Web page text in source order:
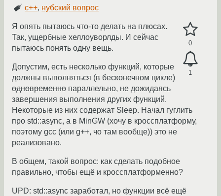
c++, нубский вопрос
0
1
Я опять пытаюсь что-то делать на плюсах.
Так, ущербные хеллоуворлды. И сейчас
пытаюсь понять одну вещь.
Допустим, есть несколько функций, которые
должны выполняться (в бесконечном цикле)
одновременно параллельно, не дожидаясь
завершения выполнения других функций.
Некоторые из них содержат Sleep. Начал гуглить
про std::async, а в MinGW (хочу в кроссплатформу,
поэтому gcc (или g++, чо там вообще)) это не
реализовано.
В общем, такой вопрос: как сделать подобное
правильно, чтобы ещё и кроссплатформенно?
UPD: std::async заработал, но функции всё ещё